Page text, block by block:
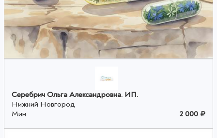
Серебрич Ольга Александровна. ИП.
Нижний Новгород
Мин
2 000 ₽